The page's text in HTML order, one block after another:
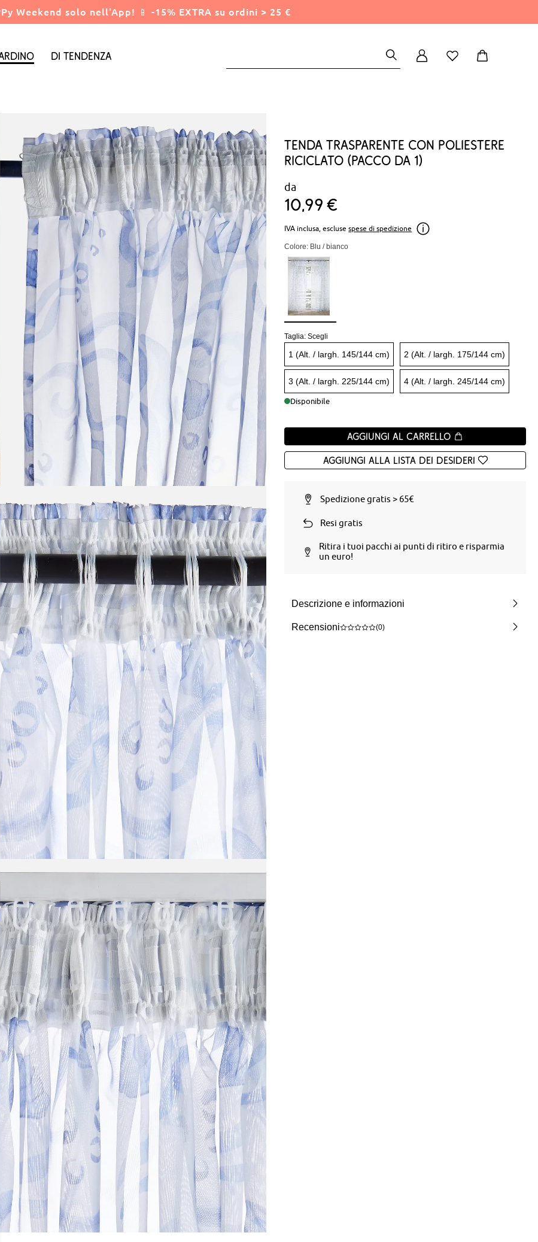
Weekend solo nell'App! 📱 -15% EXTRA su ordini > 25 €
Di tendenza
Tenda trasparente con poliestere
riciclato (pacco da 1)
da
10 99 €
IVA inclusa, escluse spese di spedizione
Colore: Blu / bianco
Taglia:Scegli
1 (Alt. / largh. 145/144 cm) 2 (Alt. / largh. 175/144 cm)
3 (Alt. / largh. 225/144 cm) 4 (Alt. / largh. 245/144 cm)
Disponibile
Aggiungi al carrello
Aggiungi alla Lista dei desideri
Spedizione gratis > 65€
Resi gratis
Ritira i tuoi pacchi ai punti di ritiro e risparmia
un euro!
Descrizione e informazioni
Recensioni (0)